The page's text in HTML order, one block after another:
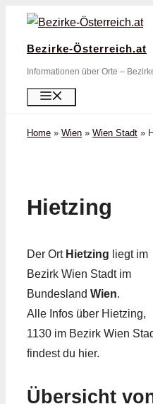
Zum
springen
Bezirke-Österreich.at
Informationen über Orte –
Home » Wien » Wien Stadt »
Hietzing
Der Ort Hietzing liegt im
Bezirk Wien Stadt im
Bundesland Wien.
Alle Infos über Hietzing,
1130 im Bezirk Wien
findest du hier.
Übersicht